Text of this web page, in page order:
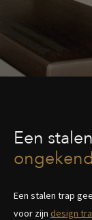
Een
Een stalen trap
voor zijn design